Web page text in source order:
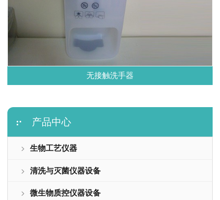
无接触洗手器
产品中心
生物工艺仪器
清洗与灭菌仪器设备
微生物质控仪器设备